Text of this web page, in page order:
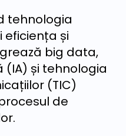
tehnologia
și
big data,
și tehnologia
(TIC)
de